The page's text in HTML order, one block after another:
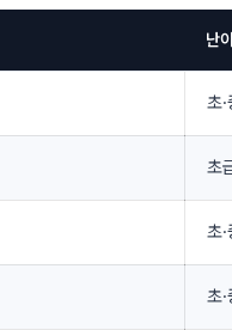
난
초·
초
초·
초·